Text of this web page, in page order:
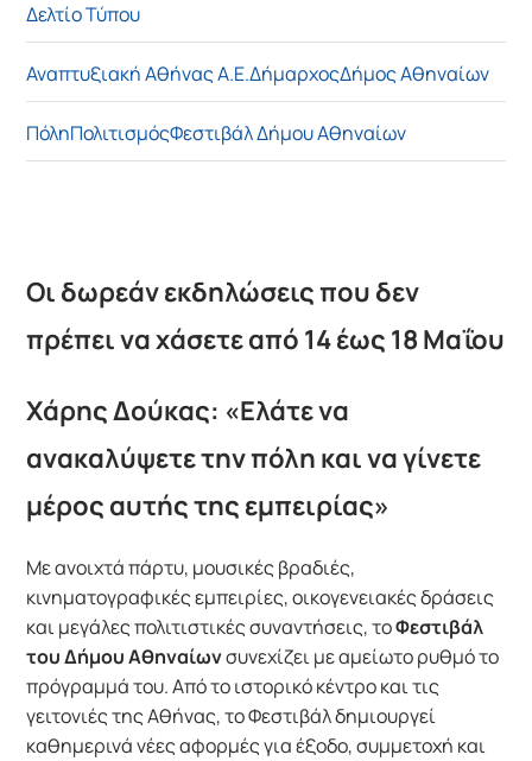
Δελτίο Τύπου
Αναπτυξιακή Αθήνας Α.Ε.ΔήμαρχοςΔήμος Αθηναίων
ΠόληΠολιτισμόςΦεστιβάλ Δήμου Αθηναίων
Οι δωρεάν εκδηλώσεις που δεν
πρέπει να χάσετε από 14 έως 18 Μαΐου
Χάρης Δούκας: «Ελάτε να
ανακαλύψετε την πόλη και να γίνετε
μέρος αυτής της εμπειρίας»
Με ανοιχτά πάρτυ, μουσικές βραδιές,
κινηματογραφικές εμπειρίες, οικογενειακές δράσεις
και μεγάλες πολιτιστικές συναντήσεις, τοΦεστιβάλ
του Δήμου Αθηναίωνσυνεχίζει με αμείωτο ρυθμό το
πρόγραμμά του. Από το ιστορικό κέντρο και τις
γειτονιές της Αθήνας, το Φεστιβάλ δημιουργεί
καθημερινά νέες αφορμές για έξοδο, συμμετοχή και